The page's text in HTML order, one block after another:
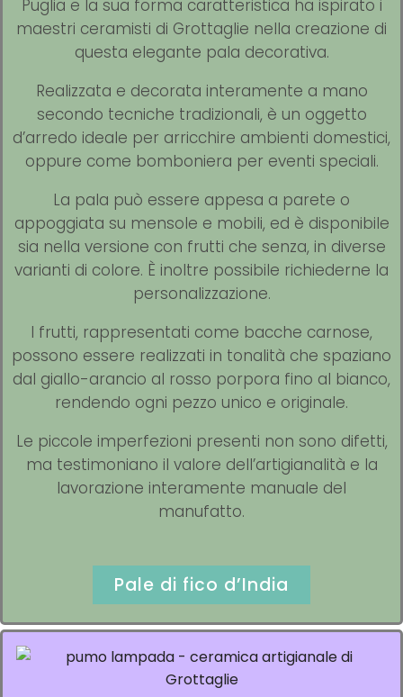
Puglia e la sua forma caratteristica ha ispirato i
maestri ceramisti di Grottaglie nella creazione di
questa elegante pala decorativa.
Realizzata e decorata interamente a mano
secondo tecniche tradizionali, è un oggetto
d’arredo ideale per arricchire ambienti domestici,
oppure come bomboniera per eventi speciali.
La pala può essere appesa a parete o
appoggiata su mensole e mobili, ed è disponibile
sia nella versione con frutti che senza, in diverse
varianti di colore. È inoltre possibile richiederne la
personalizzazione.
I frutti, rappresentati come bacche carnose,
possono essere realizzati in tonalità che spaziano
dal giallo-arancio al rosso porpora fino al bianco,
rendendo ogni pezzo unico e originale.
Le piccole imperfezioni presenti non sono difetti,
ma testimoniano il valore dell’artigianalità e la
lavorazione interamente manuale del
manufatto.
Pale di fico d’India